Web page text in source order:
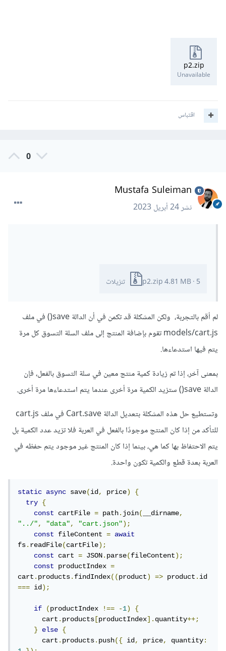
p2.zip
Unavailable
اقتباس
0
Mustafa Suleiman
نشر24 أبريل 2023
p2.zip4.81 MB·5 تنزيلات
لم أقم بالتجربة، ولكن المشكلة قد تكمن في أن الدالة save() في ملف
models/cart.js تقوم بإضافة المنتج إلى ملف السلة التسوق كل مرة
يتم فيها استدعاءها.
بمعنى آخر، إذا تم زيادة كمية منتج معين في سلة التسوق بالفعل، فإن
الدالة save() ستزيد الكمية مرة أخرى عندما يتم استدعاءها مرة أخرى.
وتستطيع حل هذه المشكلة بتعديل الدالة Cart.save في ملف cart.js
للتأكد من إذا كان المنتج موجودًا بالفعل في العربة فلا تزيد عدد الكمية بل
يتم الاحتفاظ بها كما هي، بينما إذا كان المنتج غير موجود يتم حفظه في
العربة بعدة قطع والكمية تكون واحدة.
static async save(id, price)
{
try
{
const
cartFile = path.join( __dirname,
"../", "data", "cart.json");
const
fileContent =
await
fs.readFile(cartFile);
const
cart = JSON.parse(fileContent);
const
productIndex =
cart.products.findIndex((product) => product.
=== id);
if (productIndex !== -1)
{
      cart
.products [productIndex].quantity++;
}
else
{
      cart
.products.push({ id, price, quantity: